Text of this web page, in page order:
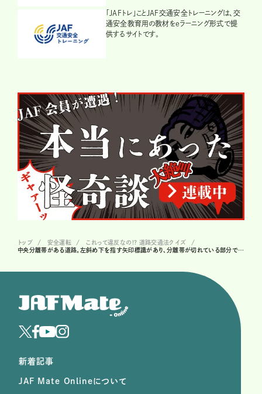
「JAFトレ」ことJAF交通安全トレーニングは、交
通安全教育用の教材をeラーニング形式で提
供するサイトです。
トップ 安全運転
これって違反なの!? 道路交通法クイズ
中央分離帯がある道路。左斜め下を指す矢印標識があり、分離帯が切れている部分で右折したら、違反？
新着記事
JAF Mate Onlineについて